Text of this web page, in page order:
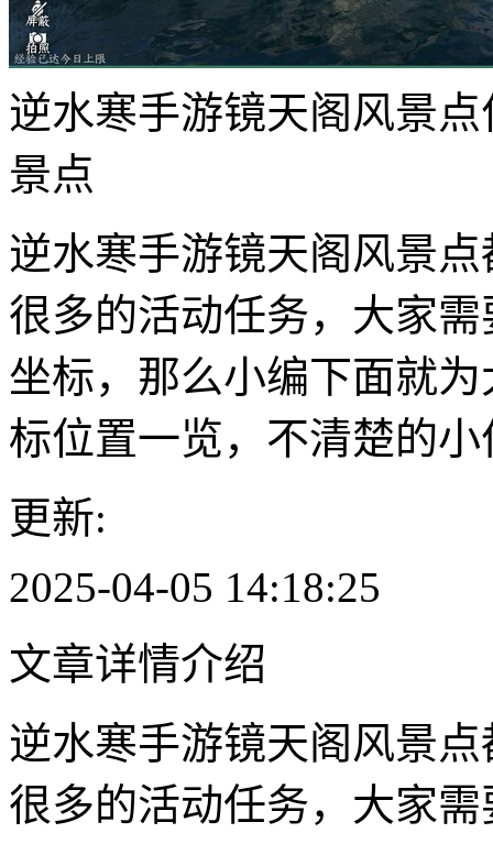
逆水寒手游镜天阁风景
景点
逆水寒手游镜天阁风景
很多的活动任务，大家
坐标，那么小编下面就
标位置一览，不清楚的小
更新:
2025-04-05 14:18:25
文章详情介绍
逆水寒手游镜天阁风景
很多的活动任务，大家